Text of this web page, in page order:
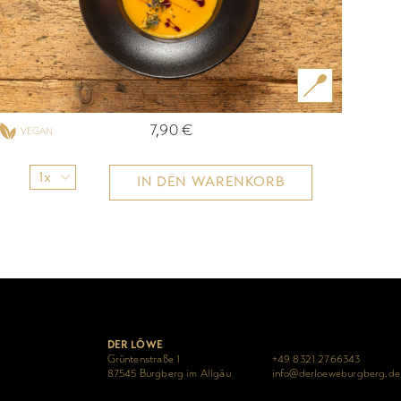
VEGAN 7,90€
1x IN DEN WARENKORB
DER LÖWE
Grüntenstraße 1
87545 Burgberg im Allgäu
+49 8321 2766343
info@derloeweburgberg.de